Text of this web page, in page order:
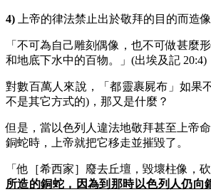
4) 上帝的律法禁止出於敬拜的目的而造像
「不可為自己雕刻偶像，也不可做甚麼
和地底下水中的百物。」(出埃及記 20:4)
對數百萬人來說，「都靈裹屍布」如果
不是其它方式的)，那又是什麼？
但是，當以色列人違法地敬拜甚至上帝
銅蛇時，上帝就把它移走並摧毀了。
「他［希西家］廢去丘壇，毀壞柱像，
所造的銅蛇，因為到那時以色列人仍向